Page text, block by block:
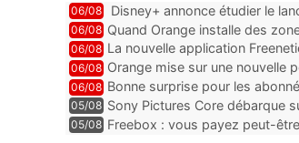
06/08 Disney+ annonce étudier le
06/08 Quand Orange installe des
06/08 La nouvelle application
abonnés Freebox, testez la
06/08 Orange mise sur une nouvelle
06/08 Bonne surprise pour les
inclus
05/08 Sony Pictures Core débarque
05/08 Freebox : vous payez peut-